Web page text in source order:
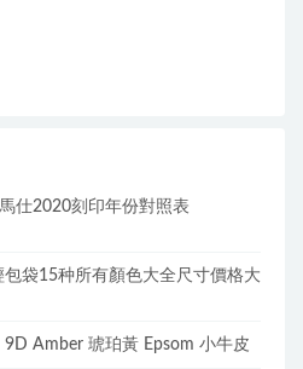
仕2020刻印年份對照表
包袋15种所有顏色大全尺寸價格大
Amber 琥珀黃 Epsom 小牛皮